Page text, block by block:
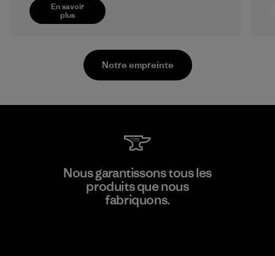
En savoir
plus
Formosa Taffeta Co., Ltd.
Material-supplier
Notre empreinte
Nous garantissons tous les
produits que nous
fabriquons.